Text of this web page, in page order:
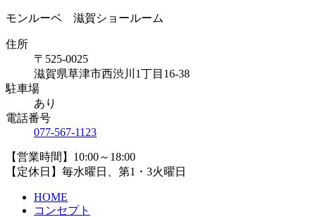
モンルーベ 滋賀ショールーム
住所
〒525-0025
滋賀県草津市西渋川1丁目16-38
駐車場
あり
電話番号
077-567-1123
【営業時間】10:00～18:00
【定休日】毎水曜日、第1・3火曜日
HOME
コンセプト